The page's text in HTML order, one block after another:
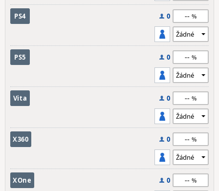
PS4 0 --
PS5 0 --
Vita 0 --
X360 0 --
XOne 0 --